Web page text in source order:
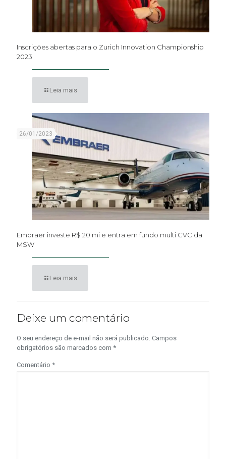
Inscrições abertas para o Zurich Innovation Championship
2023
Leia mais
26/01/2023
Embraer investe R$ 20 mi e entra em fundo multi CVC da
MSW
Leia mais
Deixe um comentário
O seu endereço de e-mail não será publicado. Campos
obrigatórios são marcados com *
Comentário *